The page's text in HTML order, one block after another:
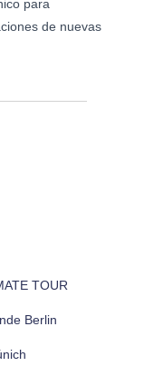
para
de nuevas
TOUR
Berlin